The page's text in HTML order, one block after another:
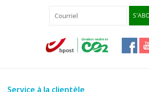
Service à la clientèle